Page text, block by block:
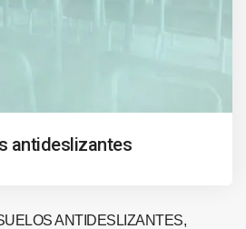
antideslizantes
ANTIDESLIZANTES,